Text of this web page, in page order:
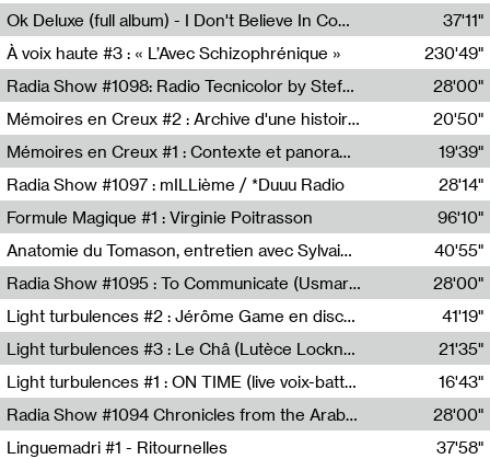
Francesco Russo,Scuola della Crisi
Ok Deluxe (full album) - I Don't Believe In Computing
37'11"
À voix haute #3 : « L’Avec Schizophrénique »
230'49"
Radia Show #1098: Radio Tecnicolor by Stefan Nussbaumer & Georg Zichy (Radio Orange 94.0)
Radio Orange 94.0
28'00"
Mémoires en Creux #2 : Archive d'une histoire artistique
Sophie Auger-Grappin
20'50"
Mémoires en Creux #1 : Contexte et panorama
Sophie Auger-Grappin
19'39"
Radia Show #1097 : mILLième / *Duuu Radio
28'14"
Formule Magique #1 : Virginie Poitrasson
Nathalie Lacroix,Virginie Poitrasson
96'10"
Anatomie du Tomason, entretien avec Sylvain Cardonnel
Loraine Baud,Sylvain Cardonnel
40'55"
Radia Show #1095 : To Communicate (Usmaradio)
Usmaradio
28'00"
Light turbulences #2 : Jérôme Game en discussion avec Thomas Corlin
41'19"
Light turbulences #3 : Le Châ (Lutèce Lockness)
Lutèce Lockness
21'35"
Light turbulences #1 : ON TIME (live voix-batterie) avec Jérôme Game & Jean-Michel Espitallier
Jérôme Game,Jean-Michel Espitallier
16'43"
Radia Show #1094 Chronicles from the Arab Cold War by Ghazi Barakat
Reboot.fm
28'00"
Linguemadri #1 - Ritournelles
37'58"